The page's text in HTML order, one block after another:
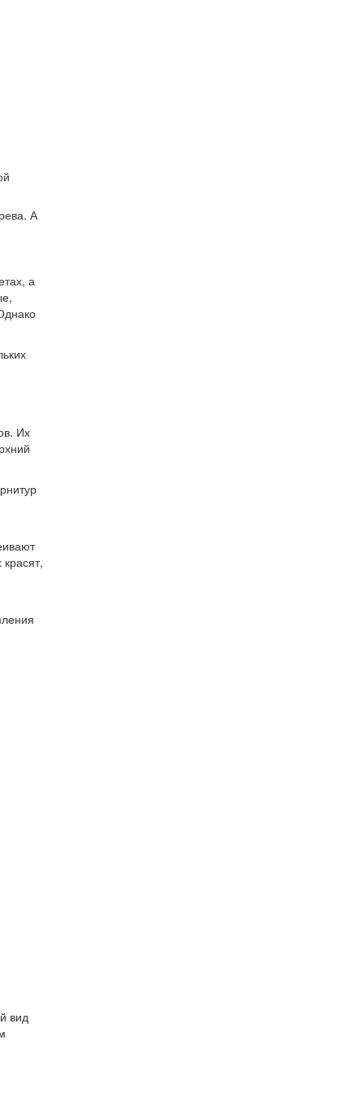
А
а
Их
вид